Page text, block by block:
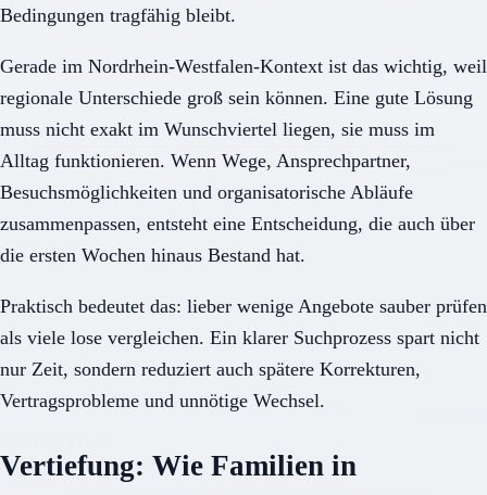
Bedingungen tragfähig bleibt.
Gerade im Nordrhein-Westfalen-Kontext ist das wichtig, weil
regionale Unterschiede groß sein können. Eine gute Lösung
muss nicht exakt im Wunschviertel liegen, sie muss im
Alltag funktionieren. Wenn Wege, Ansprechpartner,
Besuchsmöglichkeiten und organisatorische Abläufe
zusammenpassen, entsteht eine Entscheidung, die auch über
die ersten Wochen hinaus Bestand hat.
Praktisch bedeutet das: lieber wenige Angebote sauber prüfen
als viele lose vergleichen. Ein klarer Suchprozess spart nicht
nur Zeit, sondern reduziert auch spätere Korrekturen,
Vertragsprobleme und unnötige Wechsel.
Vertiefung: Wie Familien in